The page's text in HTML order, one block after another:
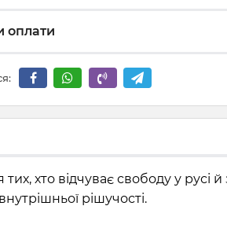
оплати
хто відчуває свободу у русі
рішучості.